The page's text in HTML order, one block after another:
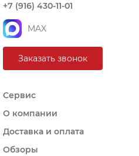
+7 (916) 430-11-01
MAX
Заказать звонок
Сервис
О компании
Доставка и оплата
Обзоры